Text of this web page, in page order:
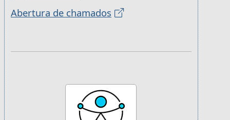
Abertura de chamados